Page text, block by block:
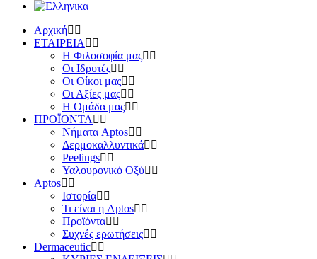
Αρχική
ΕΤΑΙΡΕΙΑ
Η Φιλοσοφία μας
Οι Ιδρυτές
Οι Οίκοι μας
Οι Αξίες μας
Η Ομάδα μας
ΠΡΟΪΟΝΤΑ
Νήματα Aptos
Δερμοκαλλυντικά
Peelings
Υαλουρονικό Οξύ
Aptos
Ιστορία
Τι είναι η Aptos
Προϊόντα
Συχνές ερωτήσεις
Dermaceutic